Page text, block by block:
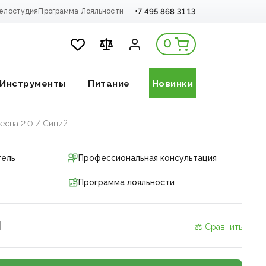
Программа Лояльности +7 495 868 31 13
0
Инструменты Питание Новинки
2.0 / Синий
Профессиональная консультация
Программа лояльности
⚖ Сравнить